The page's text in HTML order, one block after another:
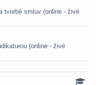
tvorbě smluv (online - živé
(online - živé